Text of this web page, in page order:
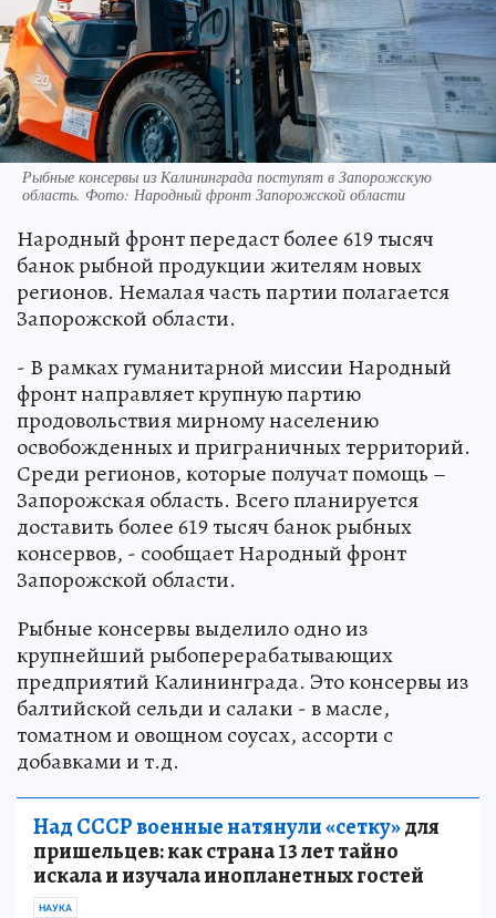
Рыбные консервы из Калининграда поступят в Запорожскую
область. Фото: Народный фронт Запорожской области
Народный фронт передаст более 619 тысяч
банок рыбной продукции жителям новых
регионов. Немалая часть партии полагается
Запорожской области.
- В рамках гуманитарной миссии Народный
фронт направляет крупную партию
продовольствия мирному населению
освобожденных и приграничных территорий.
Среди регионов, которые получат помощь –
Запорожская область. Всего планируется
доставить более 619 тысяч банок рыбных
консервов, - сообщает Народный фронт
Запорожской области.
Рыбные консервы выделило одно из
крупнейший рыбоперерабатывающих
предприятий Калининграда. Это консервы из
балтийской сельди и салаки - в масле,
томатном и овощном соусах, ассорти с
добавками и т.д.
Над СССР военные натянули «сетку»для
пришельцев: как страна 13 лет тайно
искала и изучала инопланетных гостей
НАУКА